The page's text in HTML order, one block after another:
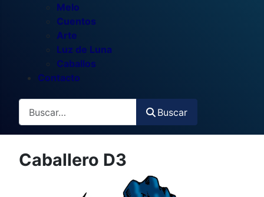
Melo
Cuentos
Arte
Luz de Luna
Caballos
Contacto
Buscar
Buscar
Caballero D3